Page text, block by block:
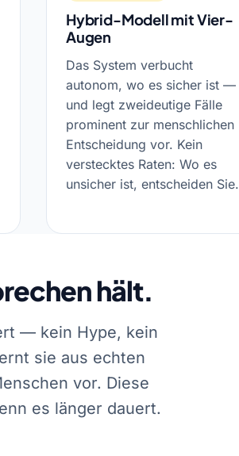
Hybrid-Modell mit Vier-
Augen
Das System verbucht
autonom, wo es sicher ist —
und legt zweideutige Fälle
prominent zur menschlichen
Entscheidung vor. Kein
verstecktes Raten: Wo es
unsicher ist, entscheiden Sie.
hält.
— kein Hype, kein
sie aus echten
vor. Diese
es länger dauert.